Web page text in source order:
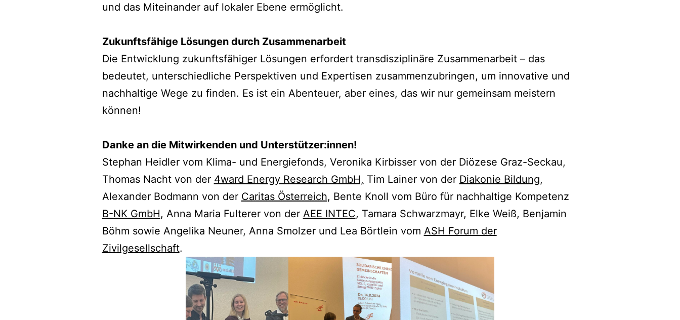
und das Miteinander auf lokaler Ebene ermöglicht.
Zukunftsfähige Lösungen durch Zusammenarbeit
Die Entwicklung zukunftsfähiger Lösungen erfordert transdisziplinäre Zusammenarbeit – das
bedeutet, unterschiedliche Perspektiven und Expertisen zusammenzubringen, um innovative und
nachhaltige Wege zu finden. Es ist ein Abenteuer, aber eines, das wir nur gemeinsam meistern
können!
Danke an die Mitwirkenden und Unterstützer:innen!
Stephan Heidler vom Klima- und Energiefonds, Veronika Kirbisser von der Diözese Graz-Seckau,
Thomas Nacht von der 4ward Energy Research GmbH, Tim Lainer von der Diakonie Bildung,
Alexander Bodmann von der Caritas Österreich, Bente Knoll vom Büro für nachhaltige Kompetenz
B-NK GmbH, Anna Maria Fulterer von der AEE INTEC, Tamara Schwarzmayr, Elke Weiß, Benjamin
Böhm sowie Angelika Neuner, Anna Smolzer und Lea Börtlein vom ASH Forum der
Zivilgesellschaft.